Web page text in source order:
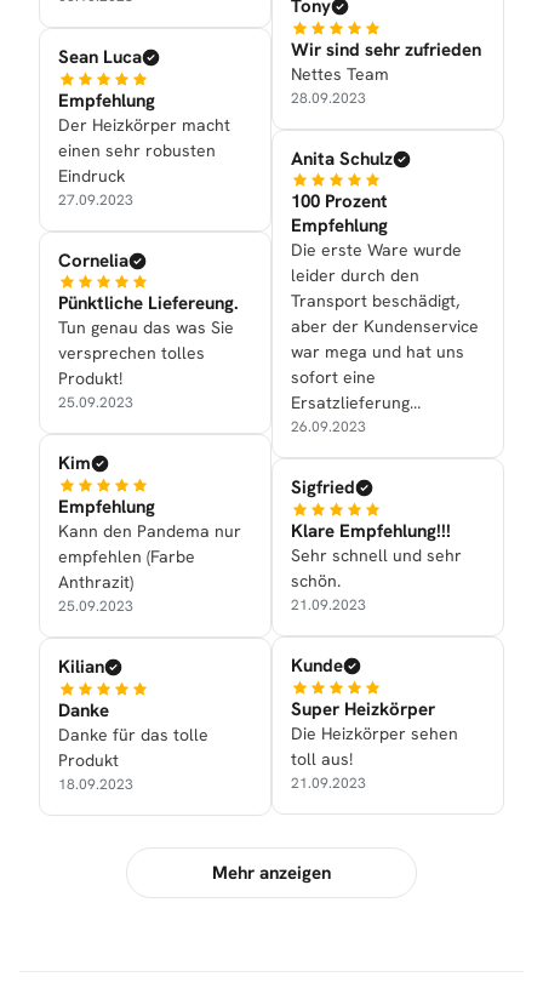
Sean Luca
Empfehlung
Der Heizkörper macht
einen sehr robusten
Eindruck
27.09.2023
Cornelia
Pünktliche Liefereung.
Tun genau das was Sie
versprechen tolles
Produkt!
25.09.2023
Kim
Empfehlung
Kann den Pandema nur
empfehlen (Farbe
Anthrazit)
25.09.2023
Kilian
Danke
Danke für das tolle
Produkt
18.09.2023
Tony
Wir sind sehr zufrieden
Nettes Team
28.09.2023
Anita Schulz
100 Prozent
Empfehlung
Die erste Ware wurde
leider durch den
Transport beschädigt,
aber der Kundenservice
war mega und hat uns
sofort eine
Ersatzlieferung
zukommen lassen.
26.09.2023
Sigfried
Klare Empfehlung!!!
Sehr schnell und sehr
schön.
21.09.2023
Kunde
Super Heizkörper
Die Heizkörper sehen
toll aus!
21.09.2023
Mehr anzeigen